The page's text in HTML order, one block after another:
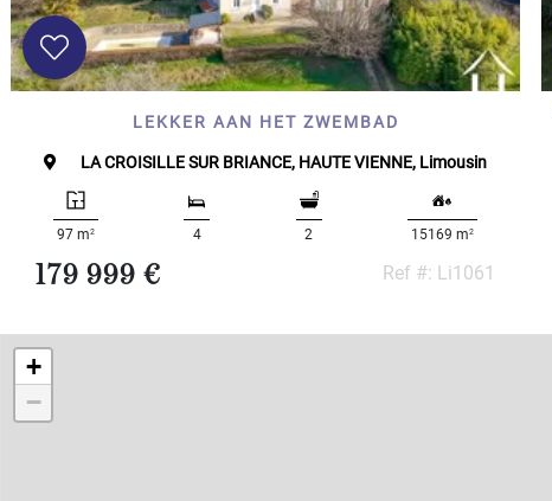
Specificeer
Alles
selecteren
Woonhuis
Bungalow,
level
Cottage
LEKKER AAN HET ZWEMBAD
LA CROISILLE SUR BRIANCE, HAUTE VIENNE, Limousin
97 m2 4 2 15169 m2
179 999 € Ref #: Li1061
+
−